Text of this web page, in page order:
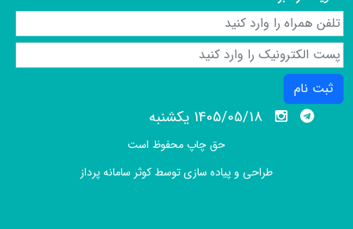
ثبت نام
1405/05/18 يكشنبه
حق چاپ محفوظ است
طراحی و پیاده سازی توسط کوثر سامانه پرداز